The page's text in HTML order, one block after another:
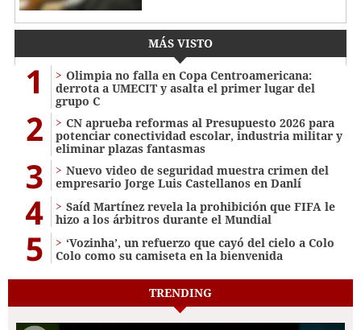
MÁS VISTO
1
Olimpia no falla en Copa Centroamericana:
derrota a UMECIT y asalta el primer lugar del
grupo C
2
CN aprueba reformas al Presupuesto 2026 para
potenciar conectividad escolar, industria militar y
eliminar plazas fantasmas
3
Nuevo video de seguridad muestra crimen del
empresario Jorge Luis Castellanos en Danlí
4
Saíd Martínez revela la prohibición que FIFA le
hizo a los árbitros durante el Mundial
5
‘Vozinha’, un refuerzo que cayó del cielo a Colo
Colo como su camiseta en la bienvenida
TRENDING